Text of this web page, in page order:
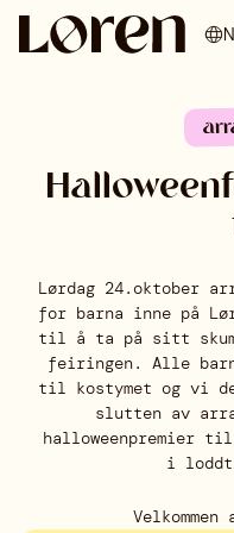
Lørdag 24.oktober
for barna inne på
til å ta på sitt
feiringen. Alle
til kostymet og vi
slutten av
halloweenpremier
i